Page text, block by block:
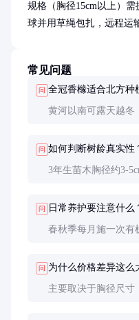
规格（胸径15cm以上）
球并用草绳包扎，远程运
常见问题
问 全冠香橼适合北方种
黄河以南可露天越冬
问 如何判断树龄真实性
3年生苗木胸径约3-
问 日常养护要注意什么
春秋季每月施一次有
问 为什么价格差异这么
主要取决于胸径尺寸